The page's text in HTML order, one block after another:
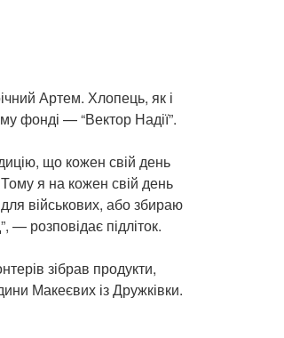
Артем. Хлопець, як і
фонді — “Вектор Надії”.
що кожен свій день
я на кожен свій день
військових, або збираю
— розповідає підліток.
зібрав продукти,
Макеєвих із Дружківки.